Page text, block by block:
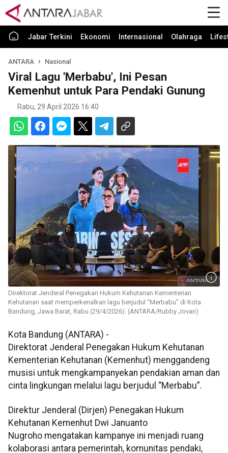
Jabar Terkini Ekonomi Internasional Olahraga
ANTARA Nasional
Viral Lagu 'Merbabu', Ini Pesan
Kemenhut untuk Para Pendaki Gunung
Rabu, 29 April 2026 16:40
Direktorat Jenderal Penegakan Hukum Kehutanan Kementerian
Kehutanan saat memperkenalkan lagu berjudul “Merbabu” di Kota
Bandung, Jawa Barat, Rabu (29/4/2026). (ANTARA/Rubby Jovan)
Kota Bandung (ANTARA) -
Direktorat Jenderal Penegakan Hukum Kehutanan
Kementerian Kehutanan (Kemenhut) menggandeng
musisi untuk mengkampanyekan pendakian aman dan
cinta lingkungan melalui lagu berjudul “Merbabu”.
Direktur Jenderal (Dirjen) Penegakan Hukum
Kehutanan Kemenhut Dwi Januanto
Nugroho mengatakan kampanye ini menjadi ruang
kolaborasi antara pemerintah, komunitas pendaki,